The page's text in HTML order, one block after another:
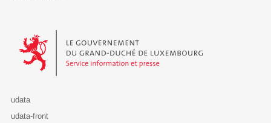
Le Gouvernement du Grand-Duché de Luxembourg - Service
udata
udata-front